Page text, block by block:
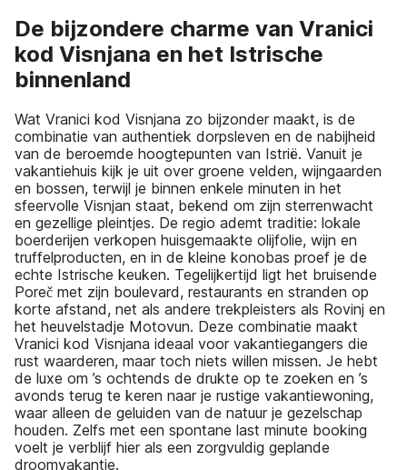
De bijzondere charme van Vranici
kod Visnjana en het Istrische
binnenland
Wat Vranici kod Visnjana zo bijzonder maakt, is de
combinatie van authentiek dorpsleven en de nabijheid
van de beroemde hoogtepunten van Istrië. Vanuit je
vakantiehuis kijk je uit over groene velden, wijngaarden
en bossen, terwijl je binnen enkele minuten in het
sfeervolle Visnjan staat, bekend om zijn sterrenwacht
en gezellige pleintjes. De regio ademt traditie: lokale
boerderijen verkopen huisgemaakte olijfolie, wijn en
truffelproducten, en in de kleine konobas proef je de
echte Istrische keuken. Tegelijkertijd ligt het bruisende
Poreč met zijn boulevard, restaurants en stranden op
korte afstand, net als andere trekpleisters als Rovinj en
het heuvelstadje Motovun. Deze combinatie maakt
Vranici kod Visnjana ideaal voor vakantiegangers die
rust waarderen, maar toch niets willen missen. Je hebt
de luxe om ’s ochtends de drukte op te zoeken en ’s
avonds terug te keren naar je rustige vakantiewoning,
waar alleen de geluiden van de natuur je gezelschap
houden. Zelfs met een spontane last minute booking
voelt je verblijf hier als een zorgvuldig geplande
droomvakantie.